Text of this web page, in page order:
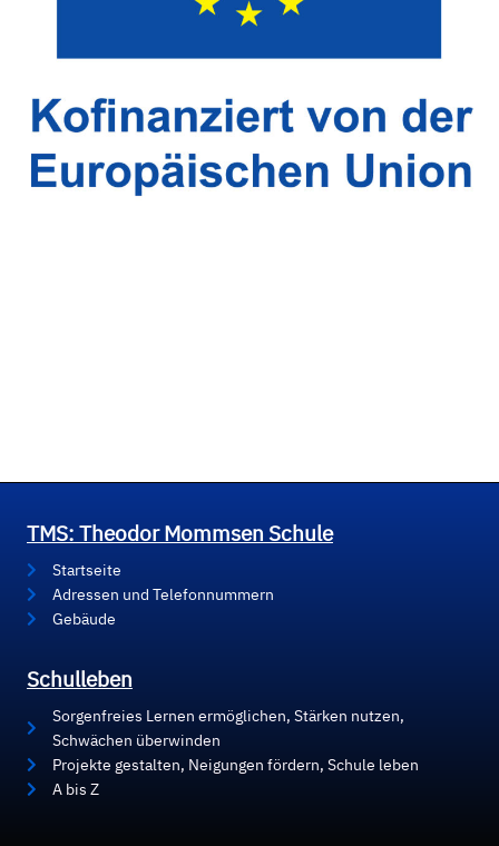
TMS: Theodor Mommsen Schule
Startseite
Adressen und Telefonnummern
Gebäude
Schulleben
Sorgenfreies Lernen ermöglichen, Stärken nutzen,
Schwächen überwinden
Projekte gestalten, Neigungen fördern, Schule leben
A bis Z